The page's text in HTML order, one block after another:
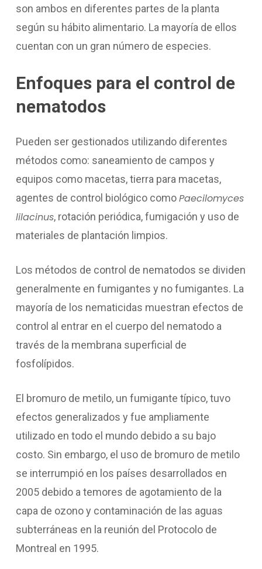
son ambos en diferentes partes de la planta
según su hábito alimentario. La mayoría de ellos
cuentan con un gran número de especies.
Enfoques para el control de
nematodos
Pueden ser gestionados utilizando diferentes
métodos como: saneamiento de campos y
equipos como macetas, tierra para macetas,
agentes de control biológico comoPaecilomyces
lilacinus, rotación periódica, fumigación y uso de
materiales de plantación limpios.
Los métodos de control de nematodos se dividen
generalmente en fumigantes y no fumigantes. La
mayoría de los nematicidas muestran efectos de
control al entrar en el cuerpo del nematodo a
través de la membrana superficial de
fosfolípidos.
El bromuro de metilo, un fumigante típico, tuvo
efectos generalizados y fue ampliamente
utilizado en todo el mundo debido a su bajo
costo. Sin embargo, el uso de bromuro de metilo
se interrumpió en los países desarrollados en
2005 debido a temores de agotamiento de la
capa de ozono y contaminación de las aguas
subterráneas en la reunión del Protocolo de
Montreal en 1995.